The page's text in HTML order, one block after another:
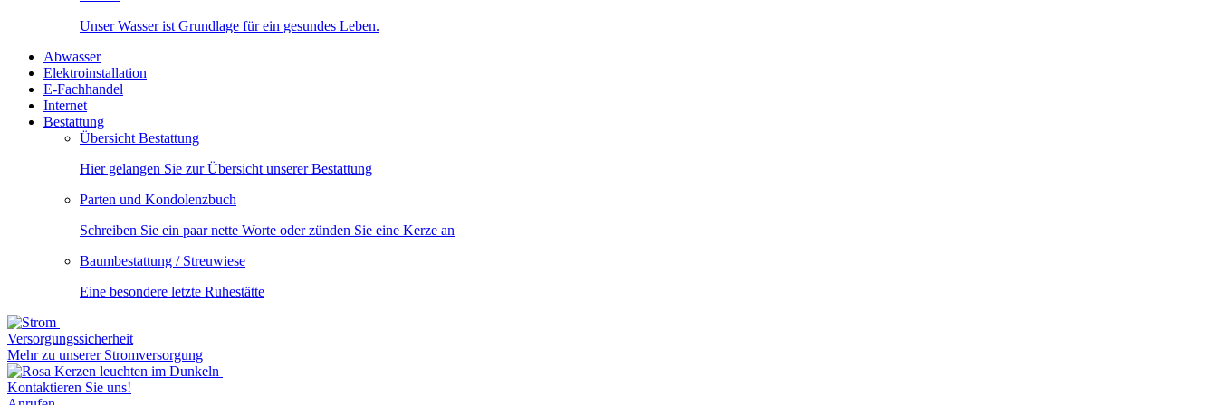
Unser Wasser ist Grundlage für ein gesundes Leben.
Abwasser
Elektroinstallation
E-Fachhandel
Internet
Bestattung
Übersicht Bestattung
Hier gelangen Sie zur Übersicht unserer Bestattung
Parten und Kondolenzbuch
Schreiben Sie ein paar nette Worte oder zünden Sie eine Kerze an
Baumbestattung / Streuwiese
Eine besondere letzte Ruhestätte
Versorgungssicherheit
Mehr zu unserer Stromversorgung
Kontaktieren Sie uns!